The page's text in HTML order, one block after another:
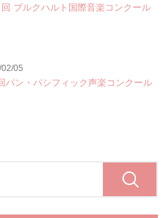
ブルクハルト国際音楽コンクール
05
パン・パシフィック声楽コンクール